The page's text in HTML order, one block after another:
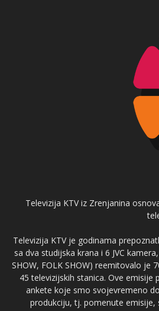
Televizija KTV iz Zrenjanina
Televizija KTV je godinama
sa dva studijska krana i 6 JVC
SHOW, FOLK SHOW) reemitovalo je
45 televizijskih stanica. Ove
ankete koje smo svojevremeno
produkciju, tj. pomenute